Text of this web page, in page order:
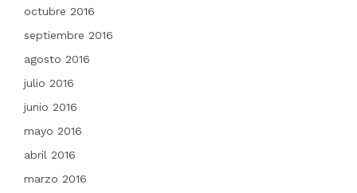
octubre 2016
septiembre 2016
agosto 2016
julio 2016
junio 2016
mayo 2016
abril 2016
marzo 2016